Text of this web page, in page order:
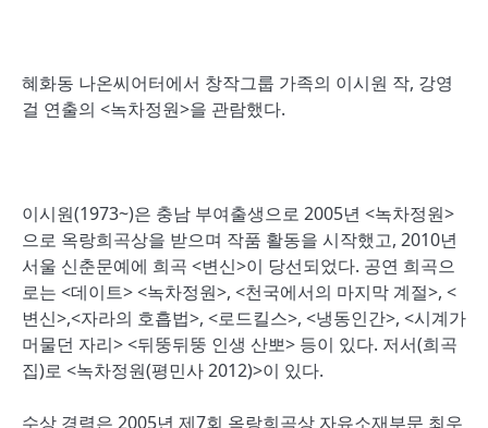
혜화동 나온씨어터에서 창작그룹 가족의 이시원 작, 강영
걸 연출의 <녹차정원>을 관람했다.
이시원(1973~)은 충남 부여출생으로 2005년 <녹차정원>
으로 옥랑희곡상을 받으며 작품 활동을 시작했고, 2010년
서울 신춘문예에 희곡 <변신>이 당선되었다. 공연 희곡으
로는 <데이트> <녹차정원>, <천국에서의 마지막 계절>, <
변신>,<자라의 호흡법>, <로드킬스>, <냉동인간>, <시계가
머물던 자리> <뒤뚱뒤뚱 인생 산뽀> 등이 있다. 저서(희곡
집)로 <녹차정원(평민사 2012)>이 있다.
수상 경력은 2005년 제7회 옥랑희곡상 자유소재부문 최우